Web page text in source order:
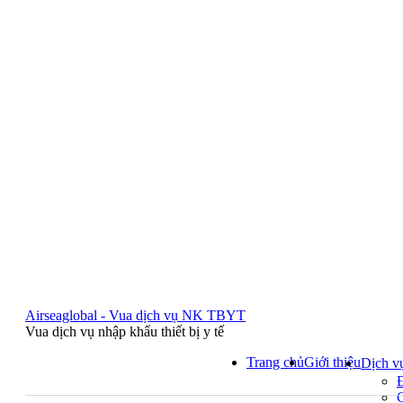
Airseaglobal - Vua dịch vụ NK TBYT
Vua dịch vụ nhập khẩu thiết bị y tế
Trang chủGiới thiệuDịch